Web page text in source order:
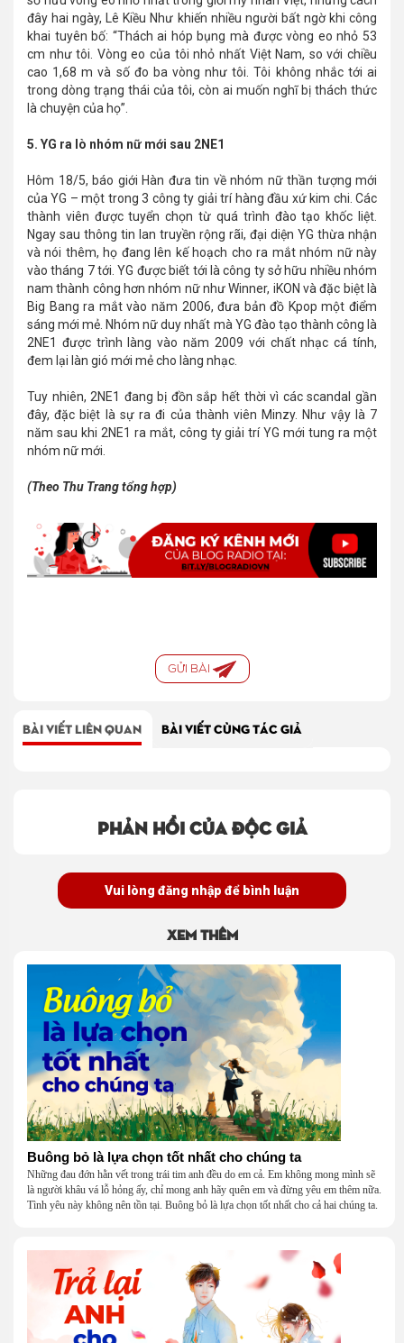
đây hai ngày, Lê Kiều Như khiến nhiều người bất ngờ khi công
khai tuyên bố: “Thách ai hóp bụng mà được vòng eo nhỏ 53
cm như tôi. Vòng eo của tôi nhỏ nhất Việt Nam, so với chiều
cao 1,68 m và số đo ba vòng như tôi. Tôi không nhắc tới ai
trong dòng trạng thái của tôi, còn ai muốn nghĩ bị thách thức
là chuyện của họ”.
5. YG ra lò nhóm nữ mới sau 2NE1
Hôm 18/5, báo giới Hàn đưa tin về nhóm nữ thần tượng mới
của YG – một trong 3 công ty giải trí hàng đầu xứ kim chi. Các
thành viên được tuyển chọn từ quá trình đào tạo khốc liệt.
Ngay sau thông tin lan truyền rộng rãi, đại diện YG thừa nhận
và nói thêm, họ đang lên kế hoạch cho ra mắt nhóm nữ này
vào tháng 7 tới. YG được biết tới là công ty sở hữu nhiều nhóm
nam thành công hơn nhóm nữ như Winner, iKON và đặc biệt là
Big Bang ra mắt vào năm 2006, đưa bản đồ Kpop một điểm
sáng mới mẻ. Nhóm nữ duy nhất mà YG đào tạo thành công là
2NE1 được trình làng vào năm 2009 với chất nhạc cá tính,
đem lại làn gió mới mẻ cho làng nhạc.
Tuy nhiên, 2NE1 đang bị đồn sắp hết thời vì các scandal gần
đây, đặc biệt là sự ra đi của thành viên Minzy. Như vậy là 7
năm sau khi 2NE1 ra mắt, công ty giải trí YG mới tung ra một
nhóm nữ mới.
(Theo Thu Trang tổng hợp)
GỬI BÀI
BÀI VIẾT LIÊN QUAN BÀI VIẾT CÙNG TÁC GIẢ
Phản hồi của độc giả
Vui lòng đăng nhập để bình luận
Xem thêm
Buông bỏ là lựa chọn tốt nhất cho chúng ta
Những đau đớn hằn vết trong trái tim anh đều do em cả. Em không mong mình sẽ
là người khâu vá lỗ hỏng ấy, chỉ mong anh hãy quên em và đừng yêu em thêm nữa.
Tình yêu này không nên tồn tại. Buông bỏ là lựa chọn tốt nhất cho cả hai chúng ta.